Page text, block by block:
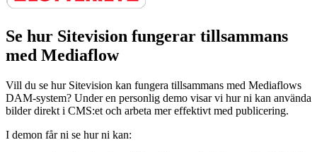
Se hur Sitevision fungerar tillsammans
med Mediaflow
Vill du se hur Sitevision kan fungera tillsammans med Mediaflows
DAM-system? Under en personlig demo visar vi hur ni kan använda
bilder direkt i CMS:et och arbeta mer effektivt med publicering.
I demon får ni se hur ni kan: